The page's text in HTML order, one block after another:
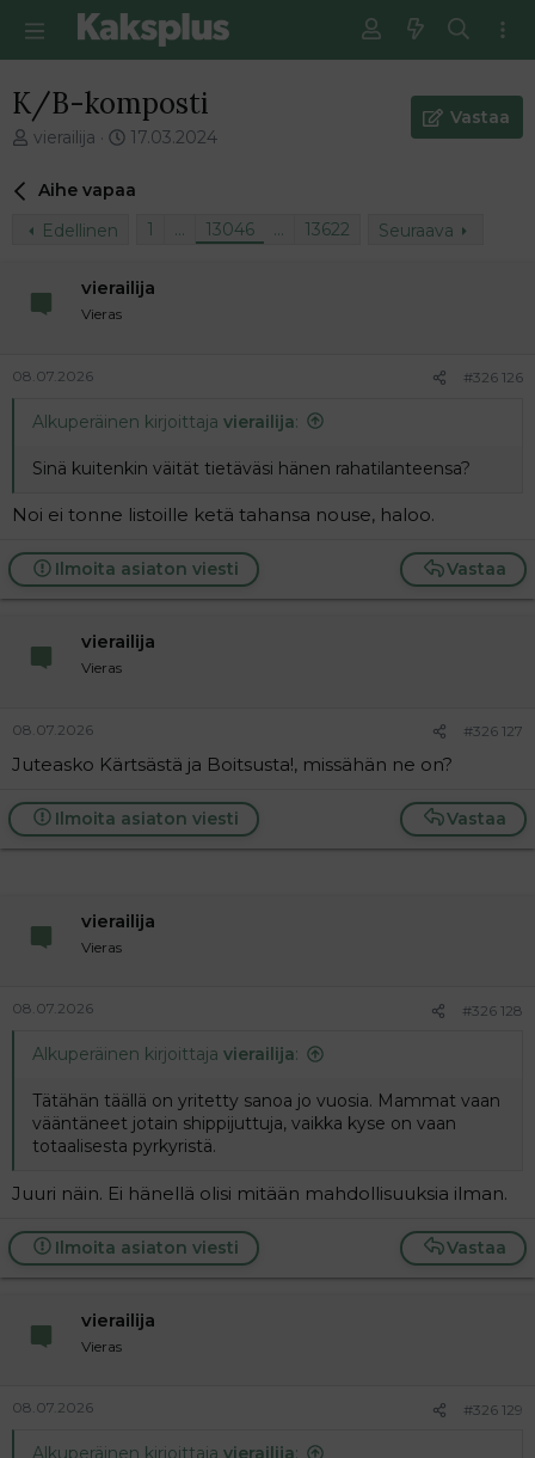
K/B-komposti
V
e
t
e
t
n
l
i
t
j
a
vierailija
E
s
i
e
t
17.03.2024
Vastaa
Aihe vapaa
Edellinen
1 … 13046 … 13622 Seuraava
vierailija
Vieras
08.07.2026 #326 126
Alkuperäinen kirjoittaja vierailija:
Sinä kuitenkin väität tietäväsi hänen rahatilanteensa?
Noi ei tonne listoille ketä tahansa nouse, haloo.
Vastaa
Ilmoita asiaton viesti
vierailija
Vieras
08.07.2026 #326 127
Juteasko Kärtsästä ja Boitsusta!, missähän ne on?
Vastaa
Ilmoita asiaton viesti
vierailija
Vieras
08.07.2026 #326 128
Alkuperäinen kirjoittaja vierailija:
Tätähän täällä on yritetty sanoa jo vuosia. Mammat vaan
vääntäneet jotain shippijuttuja, vaikka kyse on vaan
totaalisesta pyrkyristä.
Juuri näin. Ei hänellä olisi mitään mahdollisuuksia ilman.
Vastaa
Ilmoita asiaton viesti
vierailija
Vieras
08.07.2026 #326 129
Alkuperäinen kirjoittaja vierailija: